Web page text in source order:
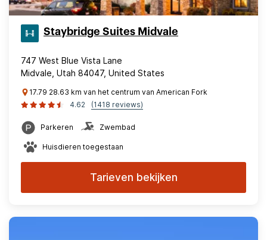
Staybridge Suites Midvale
747 West Blue Vista Lane
Midvale, Utah 84047, United States
17.79 28.63 km van het centrum van American Fork
4.62
(1418 reviews)
Parkeren Zwembad
Huisdieren toegestaan
Tarieven bekijken